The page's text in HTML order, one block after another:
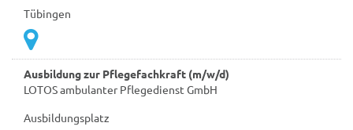
Tübingen
Ausbildung zur Pflegefachkraft (m/w/d)
LOTOS ambulanter Pflegedienst GmbH
Ausbildungsplatz